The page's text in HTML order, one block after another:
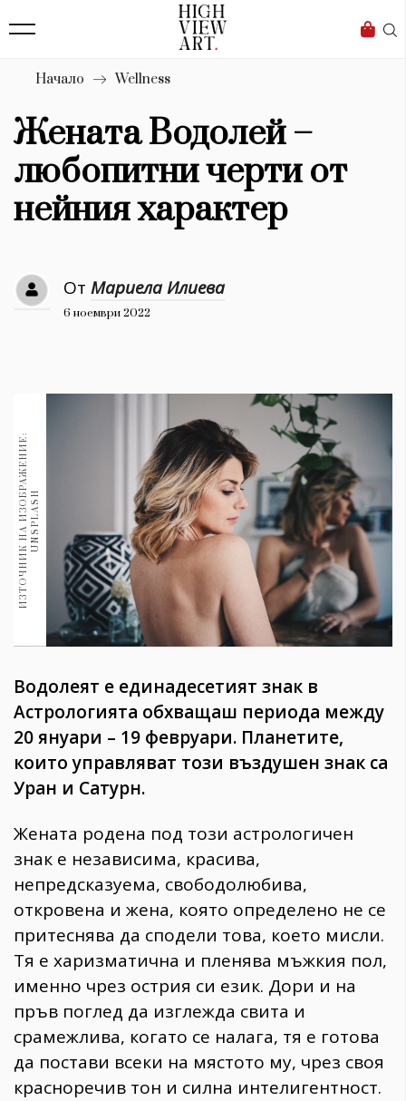
Бизнес
Мода
Dialogue
Изкуство
4340
Дизайн
Книги
30+
Гурме
Пътувай
237
Здраве 389
Gentlemen
382
Wellness
1817
ПОСЛЕДВАЙТЕ
НИ
Начало Wellness
Жената Водолей –
любопитни черти от
нейния характер
От Мариела Илиева
6 ноември 2022
И
З
Т
О
Ч
Н
И
К
Н
А
И
З
О
Б
Р
А
Ж
Е
Н
И
Е
:
U
N
S
P
L
A
SH
Водолеят е единадесетият знак в
Астрологията обхващаш периода между
20 януари – 19 февруари. Планетите,
които управляват този въздушен знак са
Уран и Сатурн.
Жената родена под този астрологичен
знак е независима, красива,
непредсказуема, свободолюбива,
откровена и жена, която определено не се
притеснява да сподели това, което мисли.
Тя е харизматична и пленява мъжкия пол,
именно чрез острия си език. Дори и на
пръв поглед да изглежда свита и
срамежлива, когато се налага, тя е готова
да постави всеки на мястото му, чрез своя
красноречив тон и силна интелигентност.